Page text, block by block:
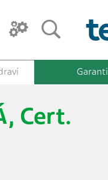
Garanti
Cert.